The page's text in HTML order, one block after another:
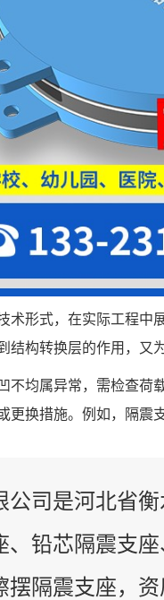
术形式，在实际工程中
结构转换层的作用，又
不均属异常，需检查荷
更换措施。例如，隔震
公司是河北省
、铅芯隔震支
摆隔震支座，